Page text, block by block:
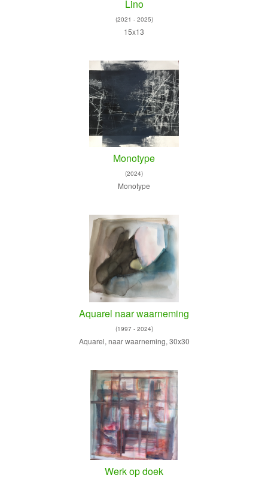
Lino
(2021 - 2025)
15x13
Monotype
(2024)
Monotype
Aquarel naar waarneming
(1997 - 2024)
Aquarel, naar waarneming, 30x30
Werk op doek